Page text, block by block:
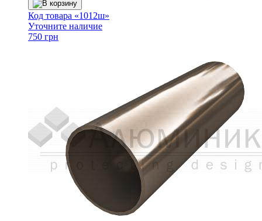
В корзину
Код товара «1012ш»
Уточните наличие
750 грн